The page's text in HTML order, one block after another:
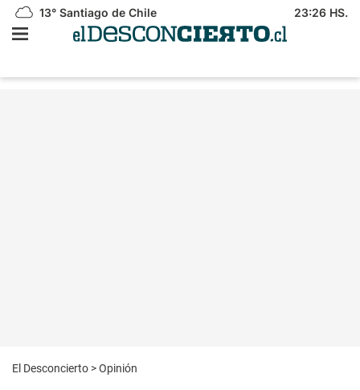
13° Santiago de Chile 23:26 HS.
El Desconcierto >Opinión